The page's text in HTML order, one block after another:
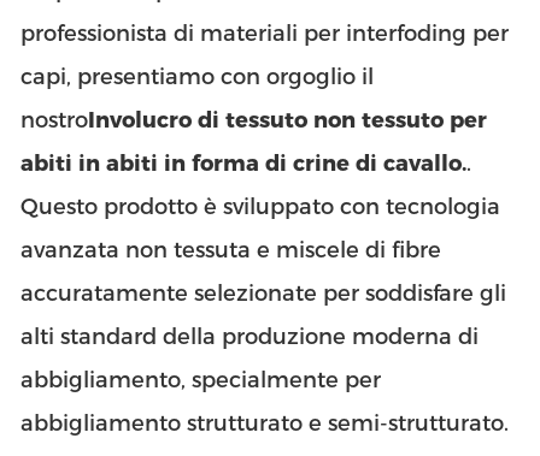
professionista di materiali per interfoding per
capi, presentiamo con orgoglio il
nostroInvolucro di tessuto non tessuto per
abiti in abiti in forma di crine di cavallo..
Questo prodotto è sviluppato con tecnologia
avanzata non tessuta e miscele di fibre
accuratamente selezionate per soddisfare gli
alti standard della produzione moderna di
abbigliamento, specialmente per
abbigliamento strutturato e semi-strutturato.